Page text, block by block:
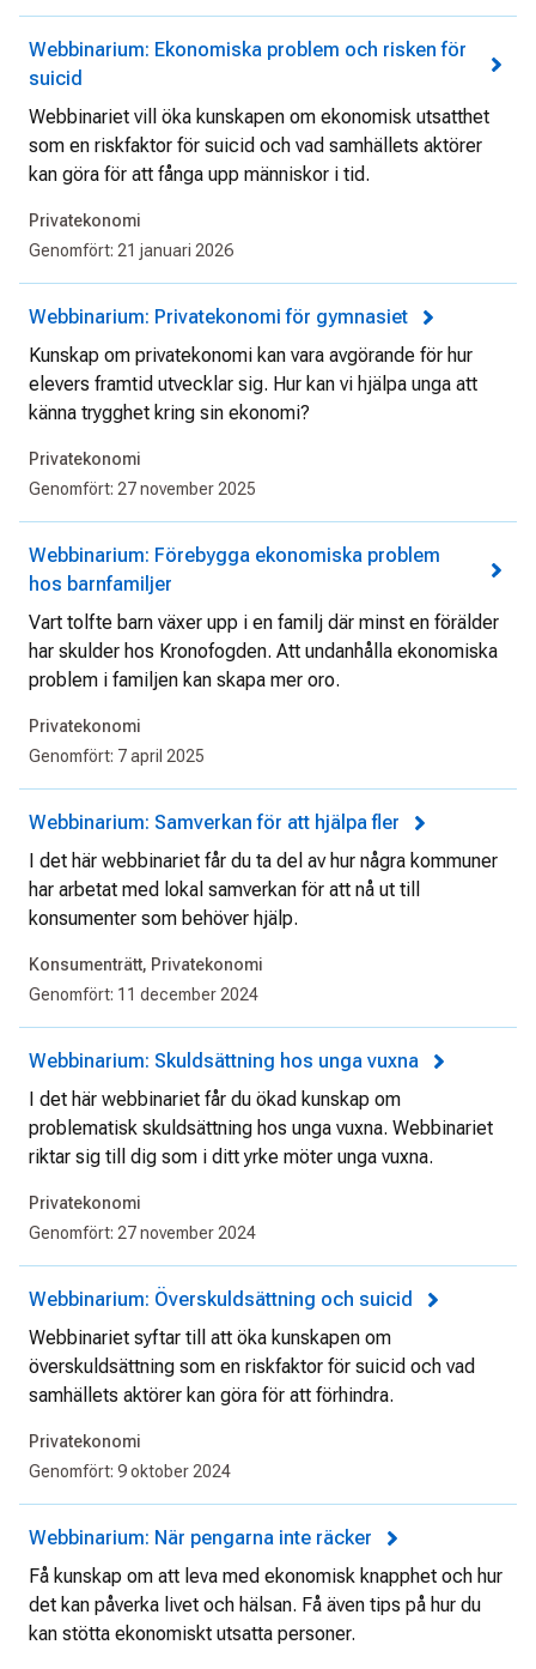
Webbinarium: Ekonomiska problem och risken för
suicid
Webbinariet vill öka kunskapen om ekonomisk utsatthet
som en riskfaktor för suicid och vad samhällets aktörer
kan göra för att fånga upp människor i tid.
Privatekonomi
Genomfört: 21 januari 2026
Webbinarium: Privatekonomi för gymnasiet
Kunskap om privatekonomi kan vara avgörande för hur
elevers framtid utvecklar sig. Hur kan vi hjälpa unga att
känna trygghet kring sin ekonomi?
Privatekonomi
Genomfört: 27 november 2025
Webbinarium: Förebygga ekonomiska problem
hos barnfamiljer
Vart tolfte barn växer upp i en familj där minst en förälder
har skulder hos Kronofogden. Att undanhålla ekonomiska
problem i familjen kan skapa mer oro.
Privatekonomi
Genomfört: 7 april 2025
Webbinarium: Samverkan för att hjälpa fler
I det här webbinariet får du ta del av hur några kommuner
har arbetat med lokal samverkan för att nå ut till
konsumenter som behöver hjälp.
Konsumenträtt, Privatekonomi
Genomfört: 11 december 2024
Webbinarium: Skuldsättning hos unga vuxna
I det här webbinariet får du ökad kunskap om
problematisk skuldsättning hos unga vuxna. Webbinariet
riktar sig till dig som i ditt yrke möter unga vuxna.
Privatekonomi
Genomfört: 27 november 2024
Webbinarium: Överskuldsättning och suicid
Webbinariet syftar till att öka kunskapen om
överskuldsättning som en riskfaktor för suicid och vad
samhällets aktörer kan göra för att förhindra.
Privatekonomi
Genomfört: 9 oktober 2024
Webbinarium: När pengarna inte räcker
Få kunskap om att leva med ekonomisk knapphet och hur
det kan påverka livet och hälsan. Få även tips på hur du
kan stötta ekonomiskt utsatta personer.